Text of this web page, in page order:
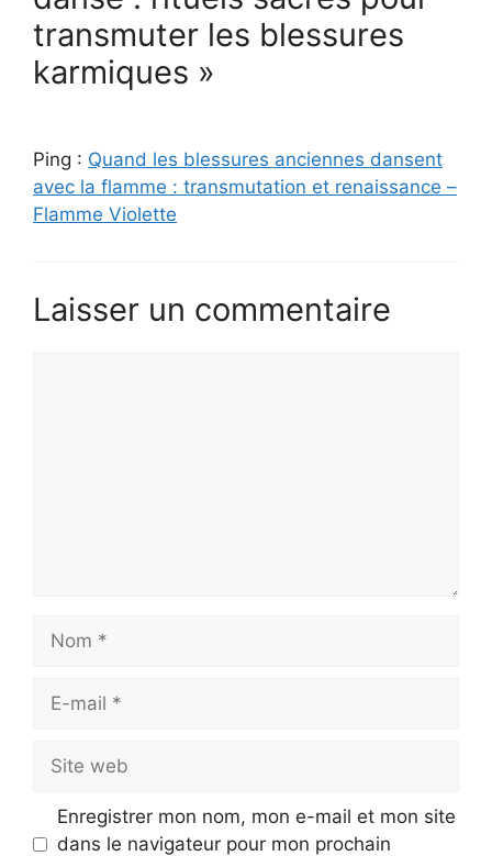
transmuter les blessures
karmiques »
Ping : Quand les blessures anciennes dansent
avec la flamme : transmutation et renaissance –
Flamme Violette
Laisser un commentaire
mail
web
Enregistrer mon nom, mon e-mail et mon site
dans le navigateur pour mon prochain